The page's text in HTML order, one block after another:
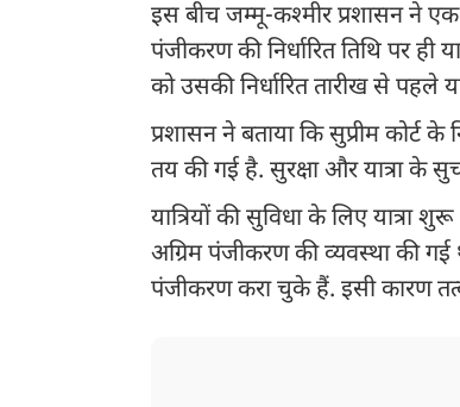
इस बीच जम्मू-कश्मीर प्रशासन ने
पंजीकरण की निर्धारित तिथि पर ही
को उसकी निर्धारित तारीख से पहले
प्रशासन ने बताया कि सुप्रीम कोर्ट के
तय की गई है. सुरक्षा और यात्रा के
यात्रियों की सुविधा के लिए
अग्रिम पंजीकरण की व्यवस्था की
पंजीकरण करा चुके हैं. इसी कारण